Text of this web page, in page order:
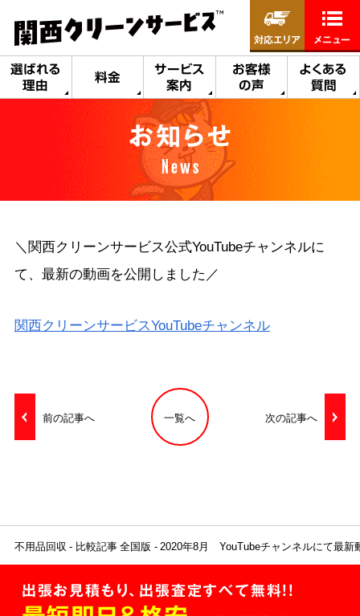
選ばれる
理由
料金
サービス
案内
お客様
の声
よくある
質問
対応エリア メニュー
お知らせ
News
＼関西クリーンサービス公式YouTubeチャンネルに
て、最新の動画を公開しました／
関西クリーンサービスYouTubeチャンネル
前の記事へ 一覧へ 次の記事へ
不用品回収 比較記事 全国版 2020年8月 YouTubeチャンネルにて最新
出張お見積もり、出張査定すべて無料!!